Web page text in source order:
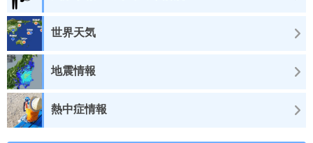
世界天気
地震情報
熱中症情報